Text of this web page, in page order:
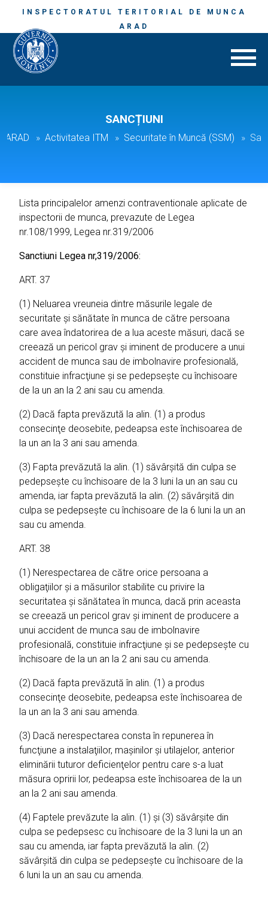
INSPECTORATUL TERITORIAL DE MUNCA
ARAD
SANCȚIUNI
ARAD Activitatea ITM Securitate în Muncă (SSM)
Lista principalelor amenzi contraventionale aplicate de
inspectorii de munca, prevazute de Legea
nr.108/1999, Legea nr.319/2006
Sanctiuni Legea nr,319/2006:
ART. 37
(1) Neluarea vreuneia dintre măsurile legale de
securitate şi sănătate în munca de către persoana
care avea îndatorirea de a lua aceste măsuri, dacă se
creează un pericol grav şi iminent de producere a unui
accident de munca sau de imbolnavire profesională,
constituie infracţiune şi se pedepseşte cu închisoare
de la un an la 2 ani sau cu amenda.
(2) Dacă fapta prevăzută la alin. (1) a produs
consecinţe deosebite, pedeapsa este închisoarea de
la un an la 3 ani sau amenda.
(3) Fapta prevăzută la alin. (1) săvârşită din culpa se
pedepseşte cu închisoare de la 3 luni la un an sau cu
amenda, iar fapta prevăzută la alin. (2) săvârşită din
culpa se pedepseşte cu închisoare de la 6 luni la un an
sau cu amenda.
ART. 38
(1) Nerespectarea de către orice persoana a
obligaţiilor şi a măsurilor stabilite cu privire la
securitatea şi sănătatea în munca, dacă prin aceasta
se creează un pericol grav şi iminent de producere a
unui accident de munca sau de imbolnavire
profesională, constituie infracţiune şi se pedepseşte cu
închisoare de la un an la 2 ani sau cu amenda.
(2) Dacă fapta prevăzută în alin. (1) a produs
consecinţe deosebite, pedeapsa este închisoarea de
la un an la 3 ani sau amenda.
(3) Dacă nerespectarea consta în repunerea în
funcţiune a instalaţiilor, maşinilor şi utilajelor, anterior
eliminării tuturor deficienţelor pentru care s-a luat
măsura opririi lor, pedeapsa este închisoarea de la un
an la 2 ani sau amenda.
(4) Faptele prevăzute la alin. (1) şi (3) săvârşite din
culpa se pedepsesc cu închisoare de la 3 luni la un an
sau cu amenda, iar fapta prevăzută la alin. (2)
săvârşită din culpa se pedepseşte cu închisoare de la
6 luni la un an sau cu amenda.